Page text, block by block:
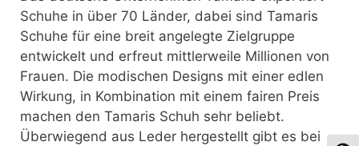
Schuhe in über 70 Länder, dabei sind Tamaris
Schuhe für eine breit angelegte Zielgruppe
entwickelt und erfreut mittlerweile Millionen von
Frauen. Die modischen Designs mit einer edlen
Wirkung, in Kombination mit einem fairen Preis
machen den Tamaris Schuh sehr beliebt.
Überwiegend aus Leder hergestellt gibt es bei